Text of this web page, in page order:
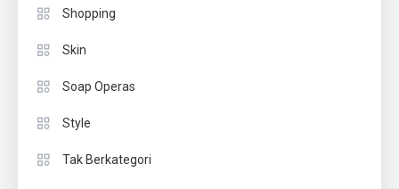
Shopping
Skin
Soap Operas
Style
Tak Berkategori